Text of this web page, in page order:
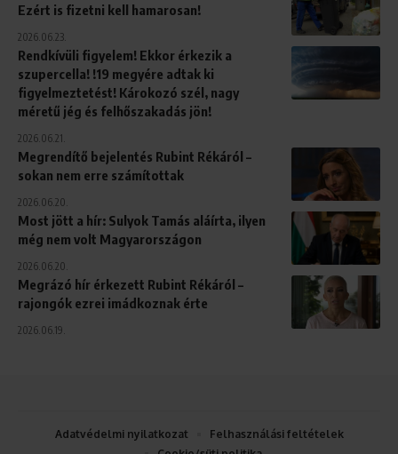
Ezért is fizetni kell hamarosan!
2026.06.23.
Rendkívüli figyelem! Ekkor érkezik a
szupercella! !19 megyére adtak ki
figyelmeztetést! Károkozó szél, nagy
méretű jég és felhőszakadás jön!
2026.06.21.
Megrendítő bejelentés Rubint Rékáról –
sokan nem erre számítottak
2026.06.20.
Most jött a hír: Sulyok Tamás aláírta, ilyen
még nem volt Magyarországon
2026.06.20.
Megrázó hír érkezett Rubint Rékáról –
rajongók ezrei imádkoznak érte
2026.06.19.
Adatvédelmi nyilatkozat
Felhasználási feltételek